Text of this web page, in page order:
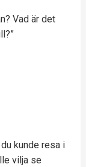
Vad är det
du kunde resa i
vilja se